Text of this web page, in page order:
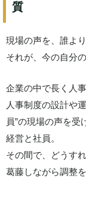
質
現場の声を、誰よ
それが、今の自分
企業の中で長く人
人事制度の設計や
員”の現場の声を受
経営と社員。
その間で、どうす
葛藤しながら調整